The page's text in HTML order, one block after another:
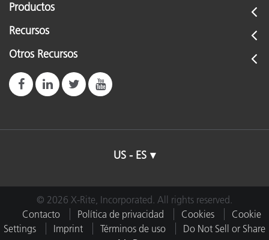
Productos
Recursos
Otros Recursos
US - ES
© 2026 X-Rite, Incorporated. All rights reserved.
Contacto
Política de privacidad Cookies
Cookie
Settings
Imprint Términos de uso
Do Not Sell or Share